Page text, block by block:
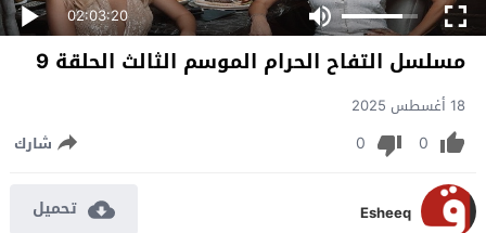
02:03:20
مسلسل التفاح الحرام الموسم الثالث الحلقة 9
18 أغسطس 2025
0
0 شارك
Esheeq تحميل